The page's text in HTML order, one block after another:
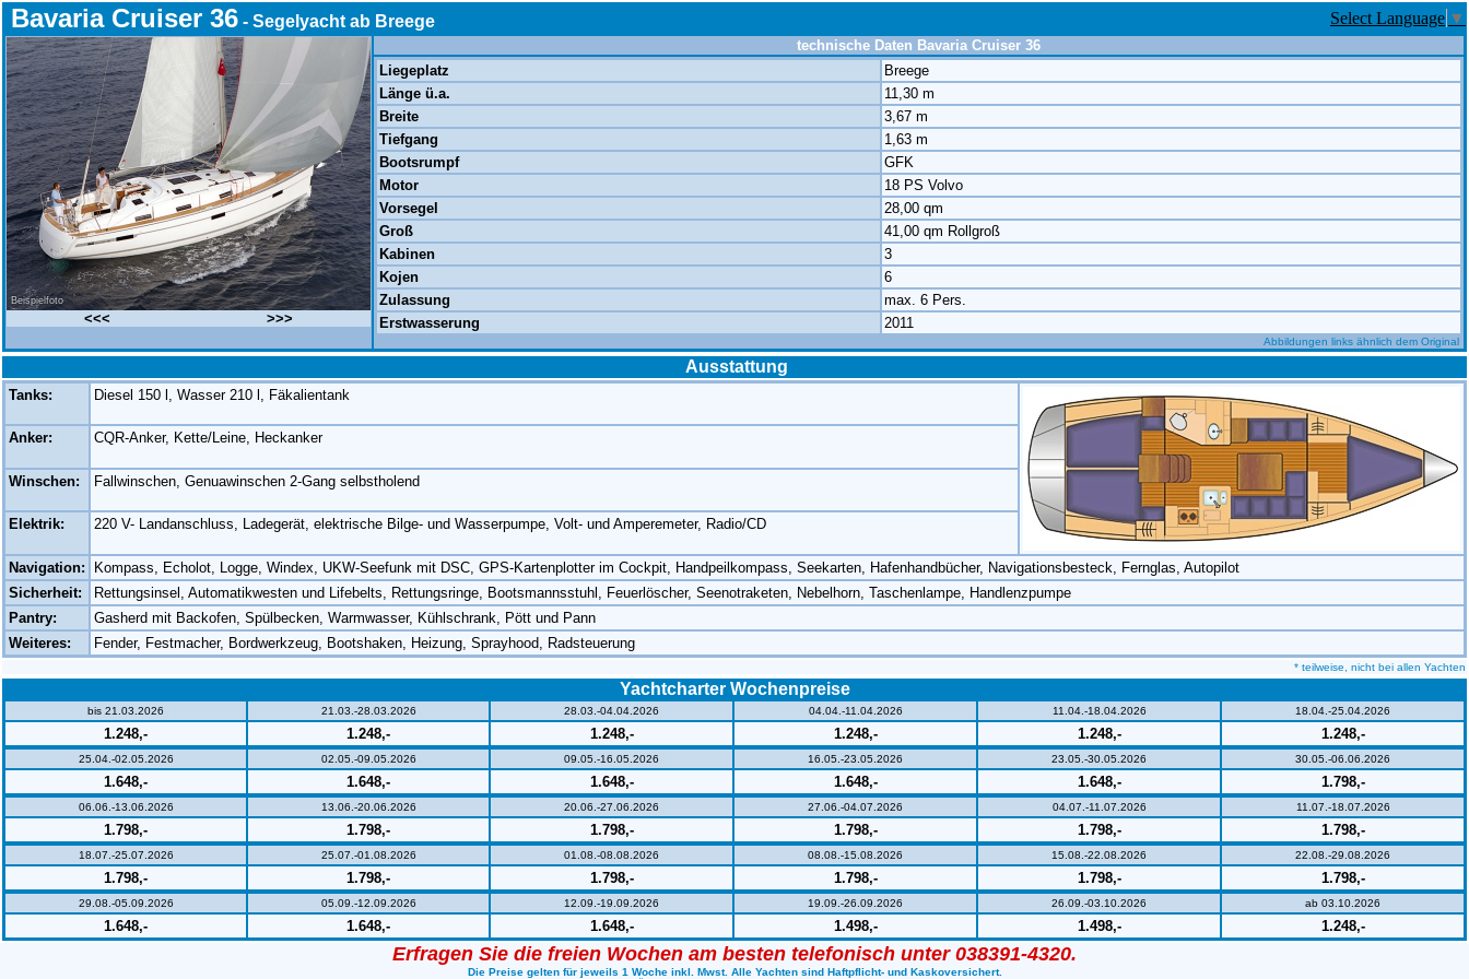
Bavaria Cruiser 36 - Segelyacht ab Breege Select Language ▼
Beispielfoto
<<< >>>
technische Daten Bavaria Cruiser 36
Liegeplatz
Breege
Länge ü.a.
11,30 m
Breite
3,67 m
Tiefgang
1,63 m
Bootsrumpf
GFK
Motor
18 PS Volvo
Vorsegel
28,00 qm
Groß
41,00 qm Rollgroß
Kabinen
3
Kojen
6
Zulassung
max. 6 Pers.
Erstwasserung
2011
Abbildungen links ähnlich dem Original
Ausstattung
Tanks: Diesel 150 l, Wasser 210 l, Fäkalientank
Anker: CQR-Anker, Kette/Leine, Heckanker
Winschen: Fallwinschen, Genuawinschen 2-Gang selbstholend
Elektrik: 220 V- Landanschluss, Ladegerät, elektrische Bilge- und Wasserpumpe, Volt- und Amperemeter, Radio/CD
Navigation:
Kompass, Echolot, Logge, Windex, UKW-Seefunk mit DSC, GPS-Kartenplotter im Cockpit, Handpeilkompass, Seekarten, Hafenhandbücher, Navigationsbesteck, Fernglas, Autopilot
Sicherheit:
Rettungsinsel, Automatikwesten und Lifebelts, Rettungsringe, Bootsmannsstuhl, Feuerlöscher, Seenotraketen, Nebelhorn, Taschenlampe, Handlenzpumpe
Pantry:
Gasherd mit Backofen, Spülbecken, Warmwasser, Kühlschrank, Pött und Pann
Weiteres:
Fender, Festmacher, Bordwerkzeug, Bootshaken, Heizung, Sprayhood, Radsteuerung
* teilweise, nicht bei allen Yachten
Yachtcharter Wochenpreise
bis 21.03.2026 21.03.-28.03.2026 28.03.-04.04.2026 04.04.-11.04.2026 11.04.-18.04.2026 18.04.-25.04.2026
1.248,- 1.248,- 1.248,- 1.248,- 1.248,- 1.248,-
25.04.-02.05.2026 02.05.-09.05.2026 09.05.-16.05.2026 16.05.-23.05.2026 23.05.-30.05.2026 30.05.-06.06.2026
1.648,- 1.648,- 1.648,- 1.648,- 1.648,- 1.798,-
06.06.-13.06.2026 13.06.-20.06.2026 20.06.-27.06.2026 27.06.-04.07.2026 04.07.-11.07.2026 11.07.-18.07.2026
1.798,- 1.798,- 1.798,- 1.798,- 1.798,- 1.798,-
18.07.-25.07.2026 25.07.-01.08.2026 01.08.-08.08.2026 08.08.-15.08.2026 15.08.-22.08.2026 22.08.-29.08.2026
1.798,- 1.798,- 1.798,- 1.798,- 1.798,- 1.798,-
29.08.-05.09.2026 05.09.-12.09.2026 12.09.-19.09.2026 19.09.-26.09.2026 26.09.-03.10.2026 ab 03.10.2026
1.648,- 1.648,- 1.648,- 1.498,- 1.498,- 1.248,-
Erfragen Sie die freien Wochen am besten telefonisch unter 038391-4320.
Die Preise gelten für jeweils 1 Woche inkl. Mwst. Alle Yachten sind Haftpflicht- und Kaskoversichert.